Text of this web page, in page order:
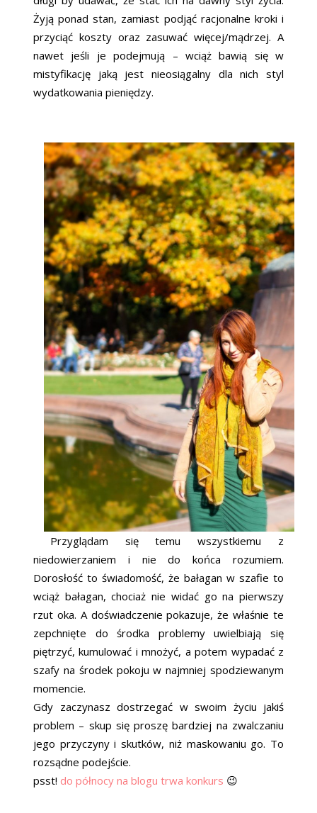
Żyją ponad stan, zamiast podjąć racjonalne kroki i
przyciąć koszty oraz zasuwać więcej/mądrzej. A
nawet jeśli je podejmują – wciąż bawią się w
mistyfikację jaką jest nieosiągalny dla nich styl
wydatkowania pieniędzy.
Przyglądam się temu wszystkiemu z
niedowierzaniem i nie do końca rozumiem.
Dorosłość to świadomość, że bałagan w szafie to
wciąż bałagan, chociaż nie widać go na pierwszy
rzut oka. A doświadczenie pokazuje, że właśnie te
zepchnięte do środka problemy uwielbiają się
piętrzyć, kumulować i mnożyć, a potem wypadać z
szafy na środek pokoju w najmniej spodziewanym
momencie.
Gdy zaczynasz dostrzegać w swoim życiu jakiś
problem – skup się proszę bardziej na zwalczaniu
jego przyczyny i skutków, niż maskowaniu go. To
rozsądne podejście.
psst! do północy na blogu trwa konkurs 😉